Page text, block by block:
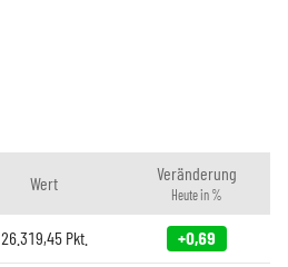
Wert Veränderung
Heute in %
26.319,45Pkt. +0,69